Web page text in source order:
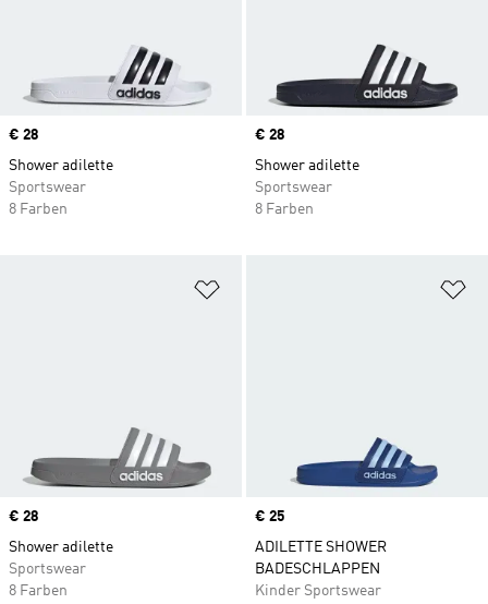
Price
€ 28
Shower adilette
Sportswear
8 Farben
Price
€ 28
Shower adilette
Sportswear
8 Farben
Price
€ 28
Shower adilette
Sportswear
8 Farben
Price
€ 25
ADILETTE SHOWER
BADESCHLAPPEN
Kinder Sportswear